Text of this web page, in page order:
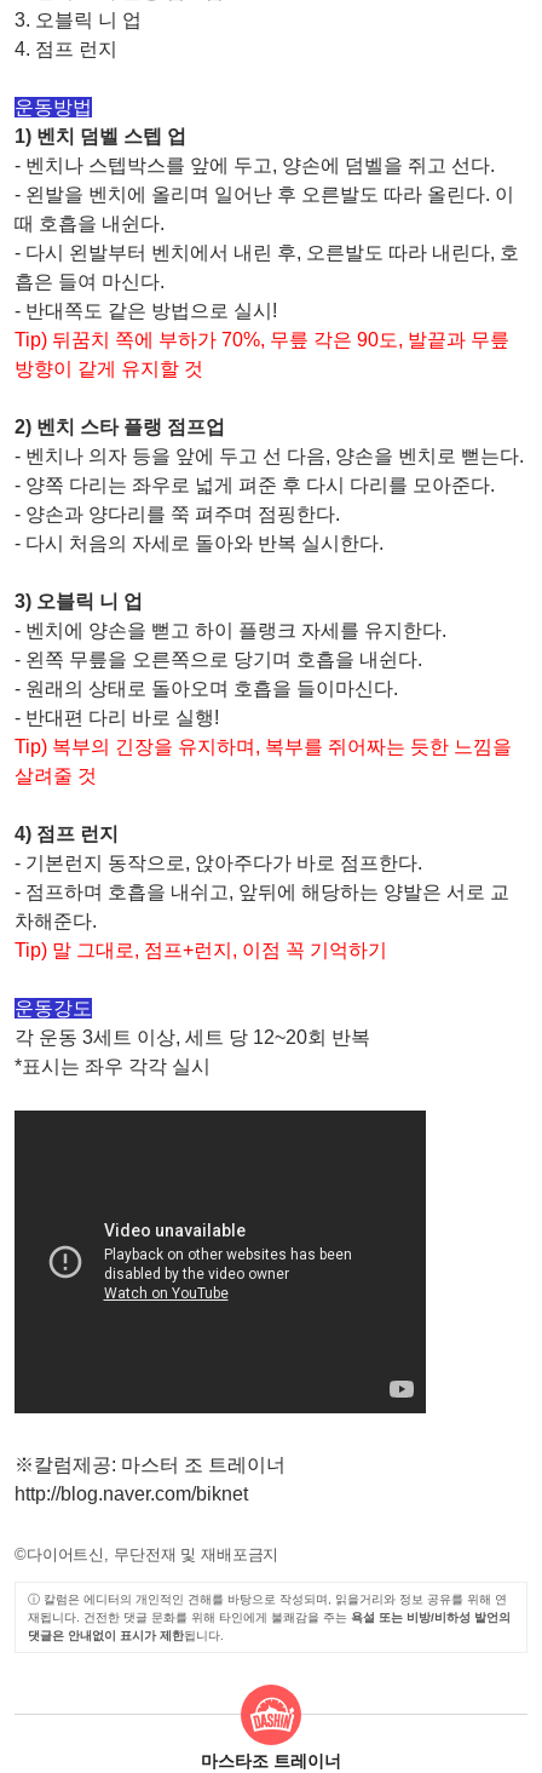
3. 오블릭 니 업
4. 점프 런지
운동방법
1) 벤치 덤벨 스텝 업
- 벤치나 스텝박스를 앞에 두고, 양손에 덤벨을 쥐고 선다.
- 왼발을 벤치에 올리며 일어난 후 오른발도 따라 올린다. 이
때 호흡을 내쉰다.
- 다시 왼발부터 벤치에서 내린 후, 오른발도 따라 내린다, 호
흡은 들여 마신다.
- 반대쪽도 같은 방법으로 실시!
Tip) 뒤꿈치 쪽에 부하가 70%, 무릎 각은 90도, 발끝과 무릎
방향이 같게 유지할 것
2) 벤치 스타 플랭 점프업
- 벤치나 의자 등을 앞에 두고 선 다음, 양손을 벤치로 뻗는다.
- 양쪽 다리는 좌우로 넓게 펴준 후 다시 다리를 모아준다.
- 양손과 양다리를 쭉 펴주며 점핑한다.
- 다시 처음의 자세로 돌아와 반복 실시한다.
3) 오블릭 니 업
- 벤치에 양손을 뻗고 하이 플랭크 자세를 유지한다.
- 왼쪽 무릎을 오른쪽으로 당기며 호흡을 내쉰다.
- 원래의 상태로 돌아오며 호흡을 들이마신다.
- 반대편 다리 바로 실행!
Tip) 복부의 긴장을 유지하며, 복부를 쥐어짜는 듯한 느낌을
살려줄 것
4) 점프 런지
- 기본런지 동작으로, 앉아주다가 바로 점프한다.
- 점프하며 호흡을 내쉬고, 앞뒤에 해당하는 양발은 서로 교
차해준다.
Tip) 말 그대로, 점프+런지, 이점 꼭 기억하기
운동강도
각 운동 3세트 이상, 세트 당 12~20회 반복
*표시는 좌우 각각 실시
※칼럼제공: 마스터 조 트레이너
http://blog.naver.com/biknet
©다이어트신, 무단전재 및 재배포금지
ⓘ 칼럼은 에디터의 개인적인 견해를 바탕으로 작성되며, 읽을거리와 정보 공유를 위해 연
재됩니다. 건전한 댓글 문화를 위해 타인에게 불쾌감을 주는 욕설 또는 비방/비하성 발언의
댓글은 안내없이 표시가 제한됩니다.
마스타조 트레이너